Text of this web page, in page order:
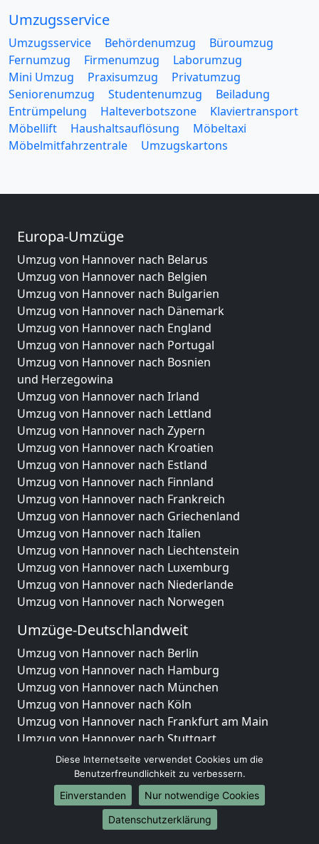
Umzugsservice
Umzugsservice Behördenumzug
Büroumzug
Fernumzug
Firmenumzug
Laborumzug
Mini Umzug
Praxisumzug
Privatumzug
Seniorenumzug
Studentenumzug
Beiladung
Entrümpelung
Halteverbotszone
Klaviertransport
Möbellift
Haushaltsauflösung
Möbeltaxi
Möbelmitfahrzentrale
Umzugskartons
Europa-Umzüge
Umzug von Hannover nach Belarus
Umzug von Hannover nach Belgien
Umzug von Hannover nach Bulgarien
Umzug von Hannover nach Dänemark
Umzug von Hannover nach England
Umzug von Hannover nach Portugal
Umzug von Hannover nach Bosnien
und Herzegowina
Umzug von Hannover nach Irland
Umzug von Hannover nach Lettland
Umzug von Hannover nach Zypern
Umzug von Hannover nach Kroatien
Umzug von Hannover nach Estland
Umzug von Hannover nach Finnland
Umzug von Hannover nach Frankreich
Umzug von Hannover nach Griechenland
Umzug von Hannover nach Italien
Umzug von Hannover nach Liechtenstein
Umzug von Hannover nach Luxemburg
Umzug von Hannover nach Niederlande
Umzug von Hannover nach Norwegen
Umzüge-Deutschlandweit
Umzug von Hannover nach Berlin
Umzug von Hannover nach Hamburg
Umzug von Hannover nach München
Umzug von Hannover nach Köln
Umzug von Hannover nach Frankfurt am Main
Umzug von Hannover nach Stuttgart
Umzug von Hannover nach Düsseldorf
Umzug von Hannover nach Leipzig
Umzug von Hannover nach Dortmund
Umzug von Hannover nach Essen
Umzug von Hannover nach Bremen
Diese Internetseite verwendet Cookies um die
Benutzerfreundlichkeit zu verbessern.
Einverstanden
Nur notwendige Cookies
Datenschutzerklärung